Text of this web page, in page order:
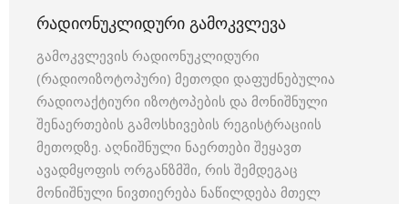
ᲠᲐᲓᲘᲝᲜᲣᲙᲚᲘᲓᲣᲠᲘ ᲒᲐᲛᲝᲙᲕᲚᲔᲕᲐ
გამოკვლევის რადიონუკლიდური
(რადიოიზოტოპური) მეთოდი დაფუძნებულია
რადიოაქტიური იზოტოპების და მონიშნული
შენაერთების გამოსხივების რეგისტრაციის
მეთოდზე. აღნიშნული ნაერთები შეყავთ
ავადმყოფის ორგანზმში, რის შემდეგაც
მონიშნული ნივთიერება ნაწილდება მთელ